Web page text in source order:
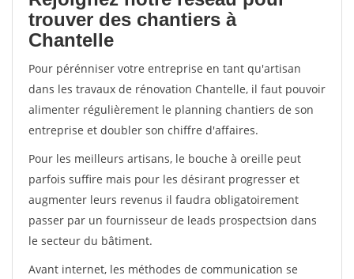
trouver des chantiers à
Chantelle
Pour pérénniser votre entreprise en tant qu'artisan
dans les travaux de rénovation Chantelle, il faut pouvoir
alimenter régulièrement le planning chantiers de son
entreprise et doubler son chiffre d'affaires.
Pour les meilleurs artisans, le bouche à oreille peut
parfois suffire mais pour les désirant progresser et
augmenter leurs revenus il faudra obligatoirement
passer par un fournisseur de leads prospectsion dans
le secteur du bâtiment.
Avant internet, les méthodes de communication se